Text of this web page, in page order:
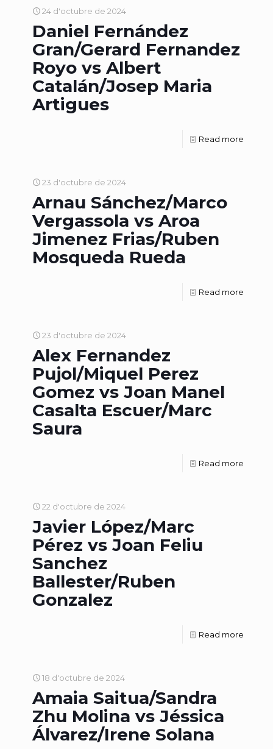
24 d'octubre de 2024
Daniel Fernández
Gran/Gerard Fernandez
Royo vs Albert
Catalán/Josep Maria
Artigues
Read more
23 d'octubre de 2024
Arnau Sánchez/Marco
Vergassola vs Aroa
Jimenez Frias/Ruben
Mosqueda Rueda
Read more
23 d'octubre de 2024
Alex Fernandez
Pujol/Miquel Perez
Gomez vs Joan Manel
Casalta Escuer/Marc
Saura
Read more
22 d'octubre de 2024
Javier López/Marc
Pérez vs Joan Feliu
Sanchez
Ballester/Ruben
Gonzalez
Read more
18 d'octubre de 2024
Amaia Saitua/Sandra
Zhu Molina vs Jéssica
Álvarez/Irene Solana